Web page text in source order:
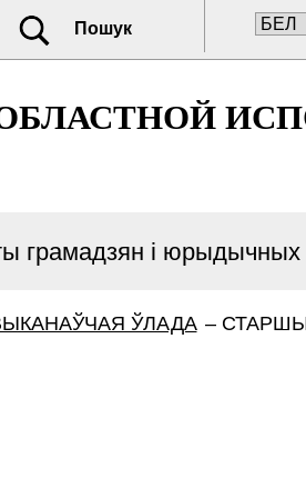
Пошук
грамадзян і юрыдычных
ЎЛАДА –